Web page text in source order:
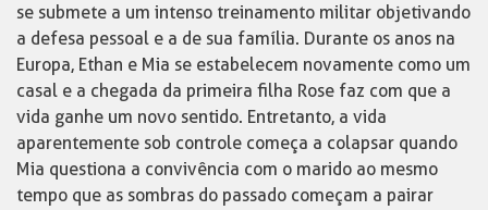
se submete a um intenso treinamento militar objetivando
a defesa pessoal e a de sua família. Durante os anos na
Europa, Ethan e Mia se estabelecem novamente como um
casal e a chegada da primeira filha Rose faz com que a
vida ganhe um novo sentido. Entretanto, a vida
aparentemente sob controle começa a colapsar quando
Mia questiona a convivência com o marido ao mesmo
tempo que as sombras do passado começam a pairar